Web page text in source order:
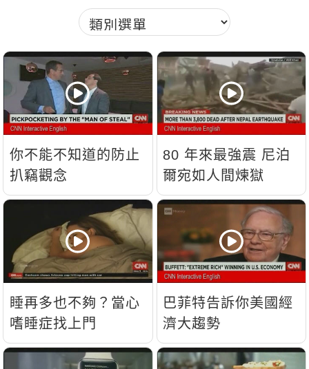
你不能不知道的防止
扒竊觀念
80 年來最強震 尼泊
爾宛如人間煉獄
睡再多也不夠？當心
嗜睡症找上門
巴菲特告訴你美國經
濟大趨勢